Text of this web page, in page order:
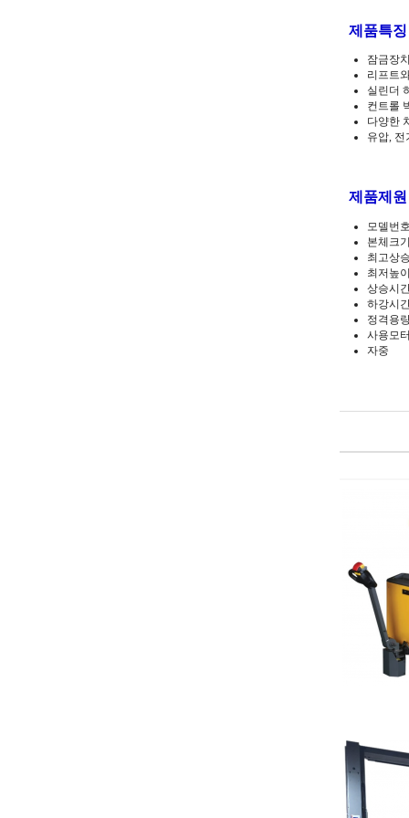
제품특징
잠금장
리프트
실린더
컨트롤
다양한
유압, 전
제품제원
모델
본체크
최고상
최저
상승
하강시
정격
사용모
자중